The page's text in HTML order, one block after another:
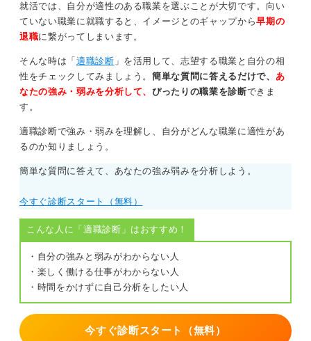
実際に「書類選考免除」や「面接回数の省略」といった
選考プロセスは存在します。企業側の意図としては、就
を早めに取り囲みたい、採用を効率化したいと考えてい
るためです。
メールの件数に制限があり、企業側も学生を選んでスカ
ウトメールを送るケースもあります。私がスカウトメー
ルを送る際は、プロフィールをチェックし、「〇〇さん
にしていました。
スカウトメールで注意したい4つのポイント
ただし、注意したいスカウトメールがいくつかあるのも
事実です。
就活では、自分が適性のある職業を選ぶことが大切です。向い
ていない職業に就職すると、イメージとのギャップから早期の
退職に繋がってしまいます。
そんな時は「 適職診断 」を活用して、志望する職業と自分の相
性をチェックしてみましょう。簡単な質問に答えるだけで、 あ
なたの強み・弱みを分析して、ぴったりの職業を診断できま
す。
適職診断で強み・弱みを理解し、自分がどんな職業に適性があ
るのか知りましょう。
簡単な質問に答えて、あなたの強み弱みを分析しよう。
今すぐ診断スタート（無料）
こんな人に「適職診断」はおすすめ！
・自分の強みと弱みがわからない人
・楽しく働ける仕事がわからない人
・時間をかけずに自己分析をしたい人
今すぐ診断スタート（無料）